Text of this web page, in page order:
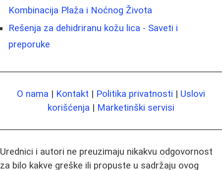
Kombinacija Plaža i Noćnog Života
Rešenja za dehidriranu kožu lica - Saveti i
preporuke
O nama | Kontakt | Politika privatnosti | Uslovi
korišćenja | Marketinški servisi
Urednici i autori ne preuzimaju nikakvu odgovornost
za bilo kakve greške ili propuste u sadržaju ovog